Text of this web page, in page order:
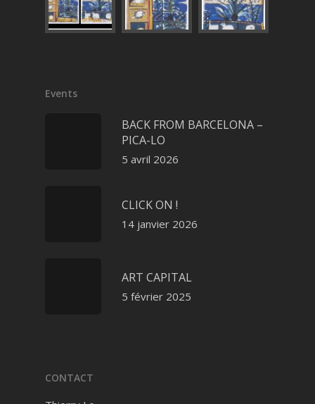
Events
BACK FROM BARCELONA –
PICA-LO
5 avril 2026
CLICK ON !
14 janvier 2026
ART CAPITAL
5 février 2025
CONTACT